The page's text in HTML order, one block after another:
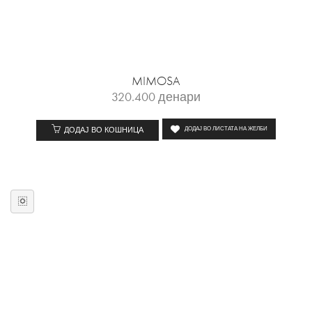
MIMOSA
320.400денари
ДОДАЈ ВО КОШНИЦА ДОДАЈ ВО ЛИСТАТА НА ЖЕЛБИ